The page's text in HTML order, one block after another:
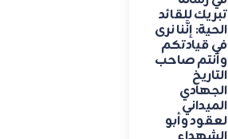
تبريك للقائد
الحية: إنَّنا نرى
في قيادتكم
وأنتم صاحب
التاريخ
الجهادي
الميداني
لعقود وأبو